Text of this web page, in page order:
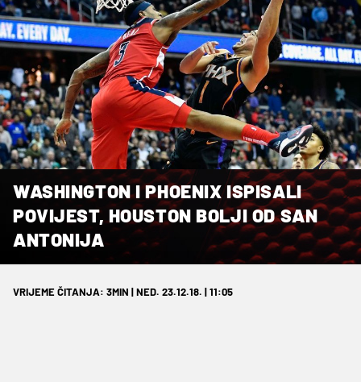
WASHINGTON I PHOENIX ISPISALI
POVIJEST, HOUSTON BOLJI OD SAN
ANTONIJA
VRIJEME ČITANJA: 3MIN | NED. 23.12.18. | 11:05